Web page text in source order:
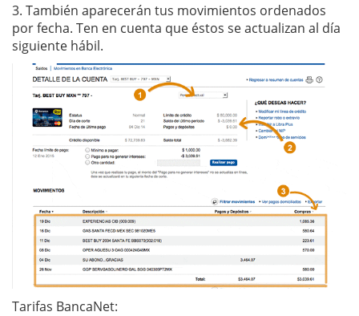
3. También aparecerán tus movimientos ordenados
por fecha. Ten en cuenta que éstos se actualizan al día
siguiente hábil.
Tarifas BancaNet: